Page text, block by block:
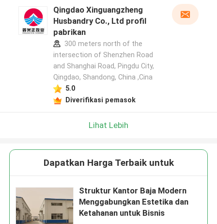
Qingdao Xinguangzheng
Husbandry Co., Ltd profil
pabrikan
300 meters north of the
intersection of Shenzhen Road
and Shanghai Road, Pingdu City,
Qingdao, Shandong, China ,Cina
5.0
Diverifikasi pemasok
Lihat Lebih
Dapatkan Harga Terbaik untuk
Struktur Kantor Baja Modern
Menggabungkan Estetika dan
Ketahanan untuk Bisnis